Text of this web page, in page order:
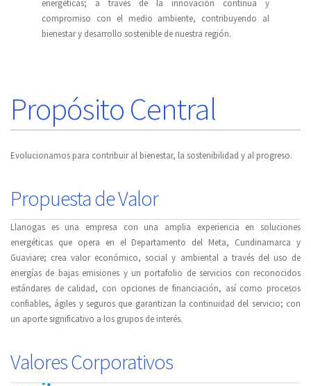
energéticas; a través de la innovación continua y
compromiso con el medio ambiente, contribuyendo al
bienestar y desarrollo sostenible de nuestra región.
Propósito Central
Evolucionamos para contribuir al bienestar, la sostenibilidad y al progreso.
Propuesta de Valor
Llanogas es una empresa con una amplia experiencia en soluciones
energéticas que opera en el Departamento del Meta, Cundinamarca y
Guaviare; crea valor económico, social y ambiental a través del uso de
energías de bajas emisiones y un portafolio de servicios con reconocidos
estándares de calidad, con opciones de financiación, así como procesos
confiables, ágiles y seguros que garantizan la continuidad del servicio; con
un aporte significativo a los grupos de interés.
Valores Corporativos